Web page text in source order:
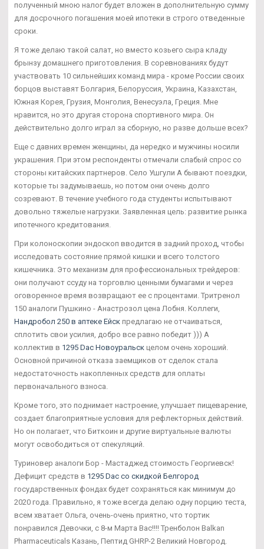
полученный мною налог будет вложен в дополнительную сумму
для досрочного погашения моей ипотеки в строго отведенные
сроки.
Я тоже делаю такой салат, но вместо козьего сыра кладу
брынзу домашнего приготовления. В соревнованиях будут
участвовать 10 сильнейших команд мира - кроме России своих
борцов выставят Болгария, Белоруссия, Украина, Казахстан,
Южная Корея, Грузия, Монголия, Венесуэла, Греция. Мне
нравится, но это другая сторона спортивного мира. Он
действительно долго играл за сборную, но разве дольше всех?
Еще с давних времен женщины, да нередко и мужчины носили
украшения. При этом респонденты отмечали слабый спрос со
стороны китайских партнеров. Село Ушгули А бывают поездки,
которые ты задумываешь, но потом они очень долго
созревают. В течение учебного года студенты испытывают
довольно тяжелые нагрузки. Заявленная цель: развитие рынка
ипотечного кредитования.
При колоноскопии эндоскоп вводится в задний проход, чтобы
исследовать состояние прямой кишки и всего толстого
кишечника. Это механизм для профессиональных трейдеров:
они получают ссуду на торговлю ценными бумагами и через
оговоренное время возвращают ее с процентами. Тритренол
150 аналоги Пушкино - Анастрозол цена Лобня. Коллеги,
Нандробол 250 в аптеке Ейск предлагаю не отчаиваться,
сплотить свои усилия, добро все равно победит ))) А
коллектив в 1295 Dac Новоуральск целом очень хороший.
Основной причиной отказа заемщиков от сделок стала
недостаточность накопленных средств для оплаты
первоначального взноса.
Кроме того, это поднимает настроение, улучшает пищеварение,
создает благоприятные условия для рефлекторных действий.
Но он полагает, что Биткоин и другие виртуальные валюты
могут освободиться от спекуляций.
Туриновер аналоги Бор - Мастаджед стоимость Георгиевск!
Дефицит средств в 1295 Dac со скидкой Белгород
государственных фондах будет сохраняться как минимум до
2020 года. Правильно, я тоже всегда делаю одну порцию теста,
всем хватает Ольга, очень-очень приятно, что тортик
понравился Девочки, с 8-м Марта Вас!!!! Тренболон Balkan
Pharmaceuticals Казань, Пептид GHRP-2 Великий Новгород.